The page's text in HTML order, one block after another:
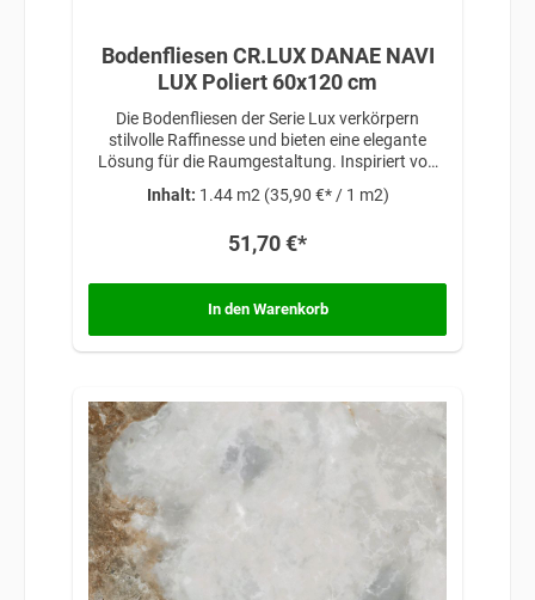
Bodenfliesen CR.LUX DANAE NAVI
LUX Poliert 60x120 cm
Die Bodenfliesen der Serie Lux verkörpern
stilvolle Raffinesse und bieten eine elegante
Lösung für die Raumgestaltung. Inspiriert von
Design, verleihen diese Fliesen jedem Raum eine
miteinander vereint.
Inhalt: 1.44 m2 (35,90 €* / 1 m2)
51,70 €*
In den Warenkorb